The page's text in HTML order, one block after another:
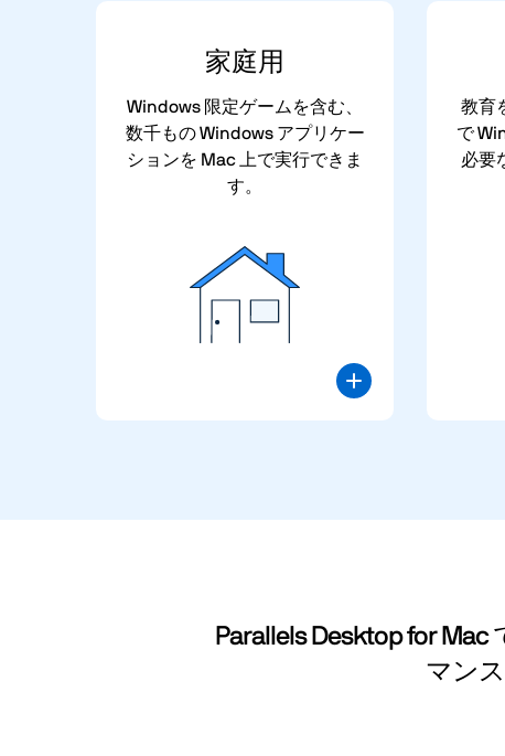
家庭用
Windows 限定ゲームを含む、
数千もの Windows アプリケー
ションを Mac 上で実行できま
す。
教育
で
必要
Parallels Desktop for
マン